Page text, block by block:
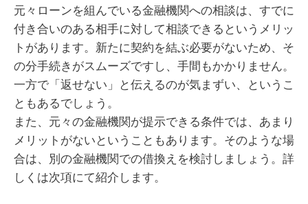
元々ローンを組んでいる金融機関への相談は、すでに
付き合いのある相手に対して相談できるというメリッ
トがあります。新たに契約を結ぶ必要がないため、そ
の分手続きがスムーズですし、手間もかかりません。
一方で「返せない」と伝えるのが気まずい、というこ
ともあるでしょう。
また、元々の金融機関が提示できる条件では、あまり
メリットがないということもあります。そのような場
合は、別の金融機関での借換えを検討しましょう。詳
しくは次項にて紹介します。